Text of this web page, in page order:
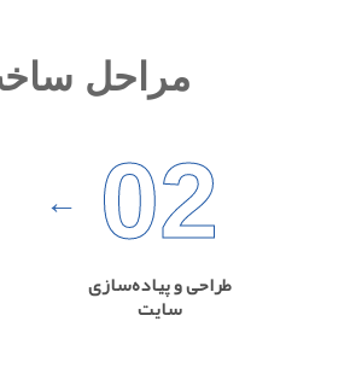
مراحل
02
طراحی و پیاده‌سازی
سایت